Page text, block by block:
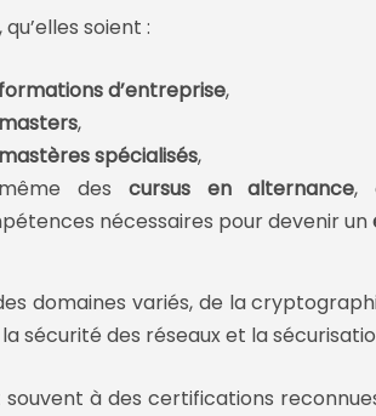
, qu’elles soient :
formations d’entreprise,
masters,
mastères spécialisés,
des cursus en alternance,
nécessaires pour devenir un
domaines variés, de la
sécurité des réseauxet la
à des certifications